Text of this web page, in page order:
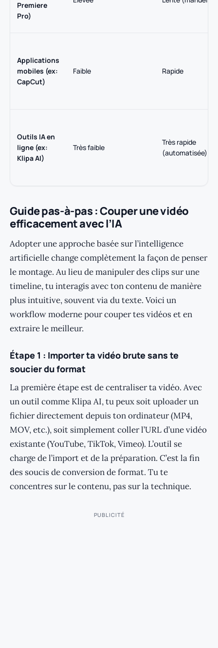
Premiere
Pro)
Applications
mobiles (ex:
CapCut)
Faible Rapide
Outils IA en
ligne (ex:
Klipa AI)
Très faible
Très rapide
(automatisée)
Guide pas-à-pas : Couper une vidéo
efficacement avec l’IA
Adopter une approche basée sur l’intelligence
artificielle change complètement la façon de penser
le montage. Au lieu de manipuler des clips sur une
timeline, tu interagis avec ton contenu de manière
plus intuitive, souvent via du texte. Voici un
workflow moderne pour couper tes vidéos et en
extraire le meilleur.
Étape 1 : Importer ta vidéo brute sans te
soucier du format
La première étape est de centraliser ta vidéo. Avec
un outil comme Klipa AI, tu peux soit uploader un
fichier directement depuis ton ordinateur (MP4,
MOV, etc.), soit simplement coller l’URL d’une vidéo
existante (YouTube, TikTok, Vimeo). L’outil se
charge de l’import et de la préparation. C’est la fin
des soucis de conversion de format. Tu te
concentres sur le contenu, pas sur la technique.
PUBLICITÉ